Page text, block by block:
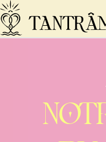
Skip to main content